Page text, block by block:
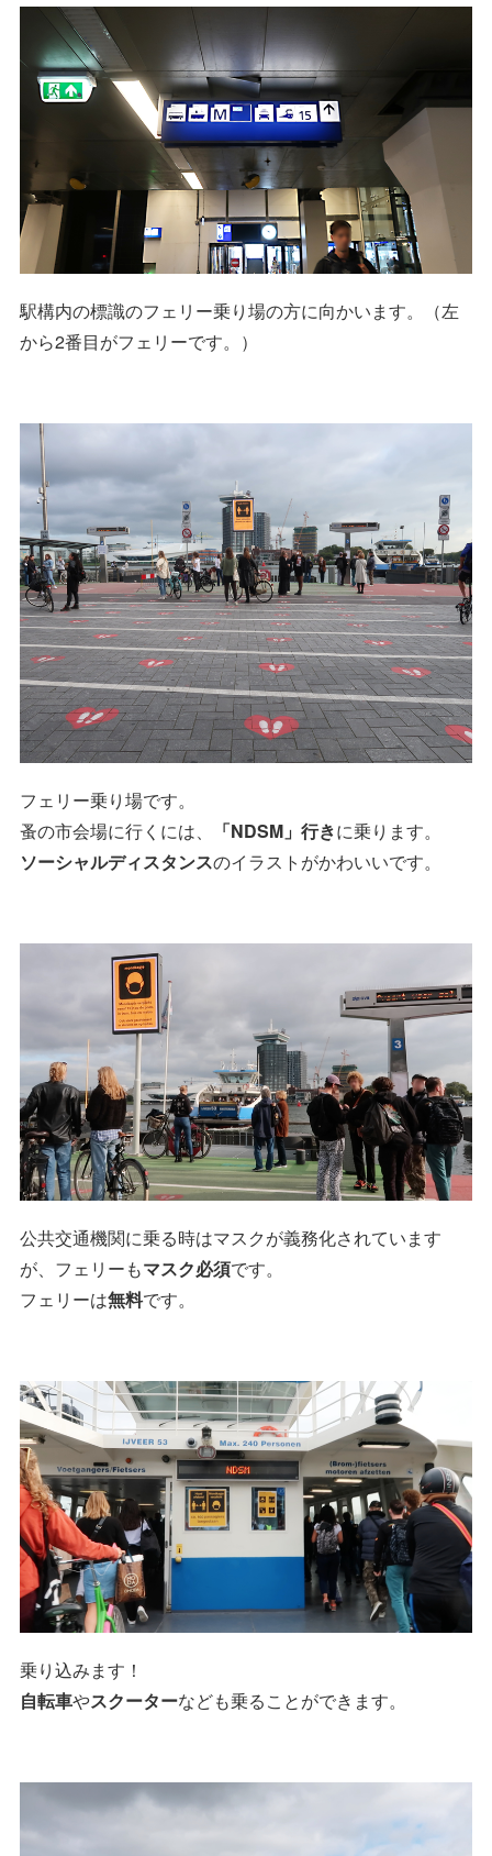
駅構内の標識のフェリー乗り場の方に向かいます。（左
から2番目がフェリーです。）
フェリー乗り場です。
蚤の市会場に行くには、
「NDSM」行きに乗ります。
ソーシャルディスタンスのイラストがかわいいです。
公共交通機関に乗る時はマスクが義務化されています
が、フェリーもマスク必須です。
フェリーは無料です。
乗り込みます！
自転車やスクーターなども乗ることができます。